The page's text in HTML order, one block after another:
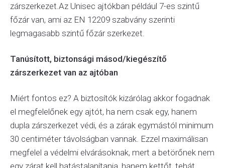
zárszerkezet.Az Unisec ajtókban például 7-es szintű
főzár van, ami az EN 12209 szabvány szerinti
legmagasabb szintű főzár szerkezet.
Tanúsított, biztonsági másod/kiegészítő
zárszerkezet van az ajtóban
Miért fontos ez? A biztosítók kizárólag akkor fogadnak
el megfelelőnek egy ajtót, ha nem csak egy, hanem
dupla zárszerkezet védi, és a zárak egymástól minimum
30 centiméter távolságban vannak. Ezzel maximálisan
megfelel a védelmi elvárásoknak, mert a betörőnek nem
egy zárat kell hatástalanítania, hanem kettőt, tehát